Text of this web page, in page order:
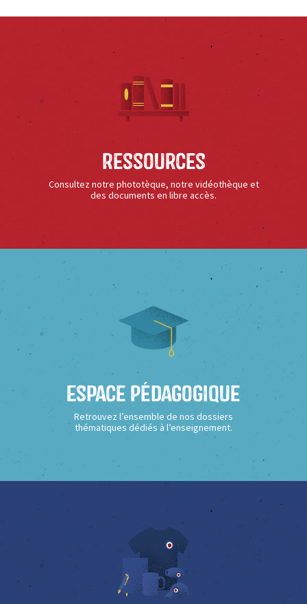
Ressources
Consultez notre phototèque, notre vidéothèque et
des documents en libre accès.
Espace Pédagogique
Retrouvez l’ensemble de nos dossiers
thématiques dédiés à l’enseignement.